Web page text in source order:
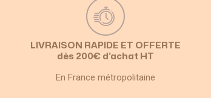
LIVRAISON RAPIDE ET OFFERTE
dès 200€ d’achat HT
En France métropolitaine